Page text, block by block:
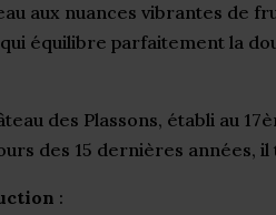
aux nuances vibrantes de
équilibre parfaitement la
des Plassons, établi au
des 15 dernières années,
: